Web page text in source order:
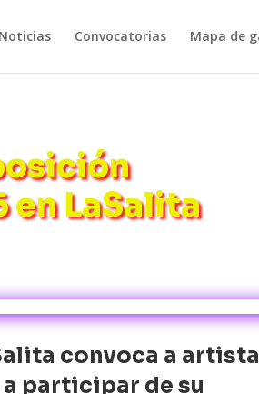
Noticias Convocatorias Mapa de
en LaSalita
convoca a
participar de su